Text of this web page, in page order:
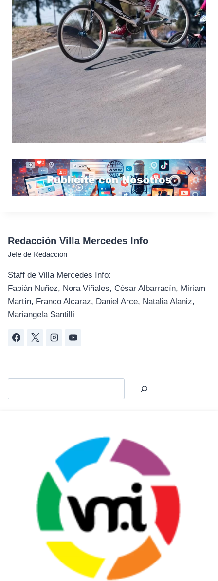
Redacción Villa Mercedes Info
Jefe de Redacción
Staff de Villa Mercedes Info:
Fabián Nuñez, Nora Viñales, César Albarracín, Miriam
Martín, Franco Alcaraz, Daniel Arce, Natalia Alaniz,
Mariangela Santilli